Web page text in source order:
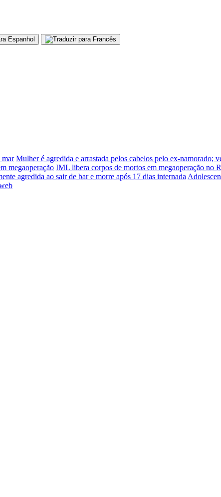
mar Mulher é agredida e arrastada pelos cabelos pelo ex-namorado;
megaoperação IML libera corpos de mortos em megaoperação no
agredida ao sair de bar e morre após 17 dias internada